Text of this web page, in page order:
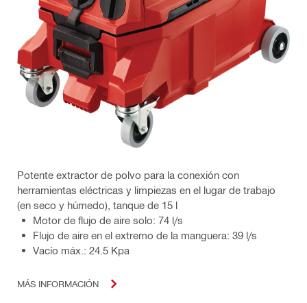
Potente extractor de polvo para la conexión con
herramientas eléctricas y limpiezas en el lugar de trabajo
(en seco y húmedo), tanque de 15 l
Motor de flujo de aire solo: 74 l/s
Flujo de aire en el extremo de la manguera: 39 l/s
Vacío máx.: 24.5 Kpa
MÁS INFORMACIÓN